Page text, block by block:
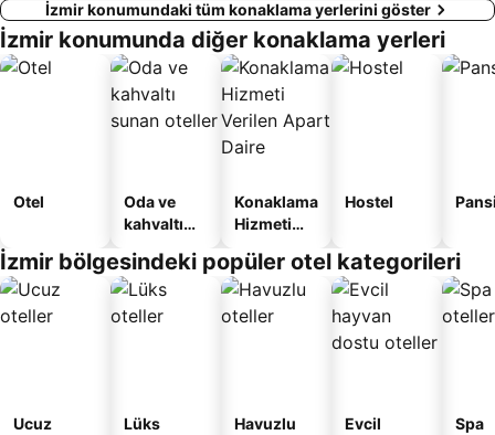
İzmir konumundaki tüm konaklama yerlerini göster
İzmir konumunda diğer konaklama yerleri
Otel
Oda ve
kahvaltı
oteller
Konaklama
Hizmeti
Apart
Daire
Hostel
İzmir bölgesindeki popüler otel kategorileri
Ucuz
Lüks
Havuzlu
Evcil
Spa